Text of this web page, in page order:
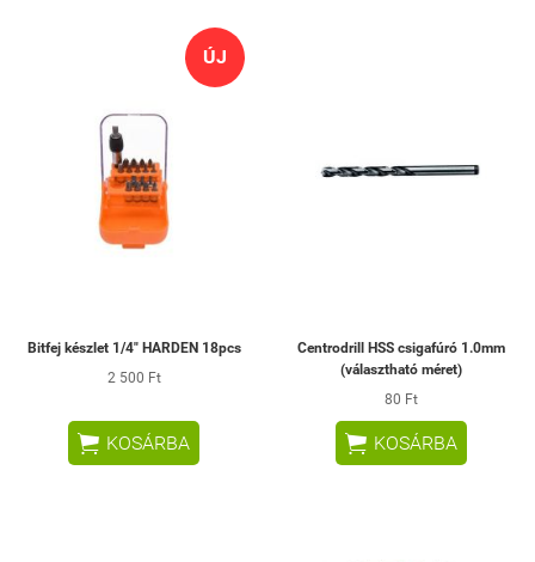
ÚJ
Bitfej készlet 1/4" HARDEN 18pcs
2 500 Ft
 KOSÁRBA
Centrodrill HSS csigafúró 1.0mm
(választható méret)
80 Ft
 KOSÁRBA